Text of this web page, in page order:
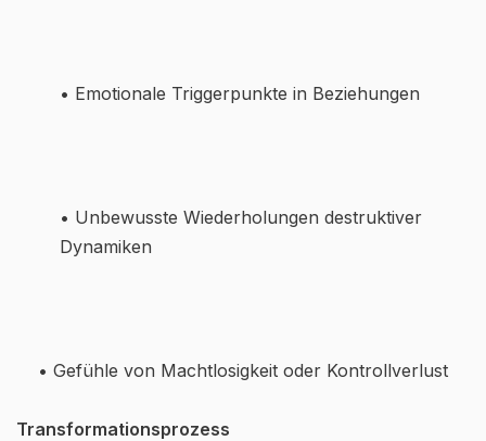
• Emotionale Triggerpunkte in Beziehungen
• Unbewusste Wiederholungen destruktiver
Dynamiken
• Gefühle von Machtlosigkeit oder Kontrollverlust
Transformationsprozess